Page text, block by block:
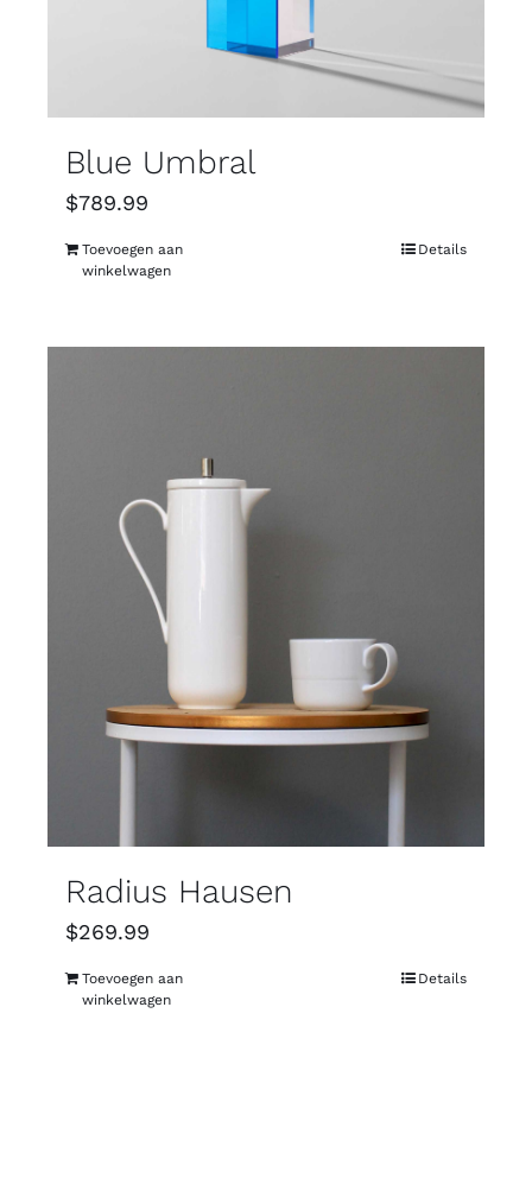
Blue Umbral
$789.99
Toevoegen aan
winkelwagen
Details
Radius Hausen
$269.99
Toevoegen aan
winkelwagen
Details